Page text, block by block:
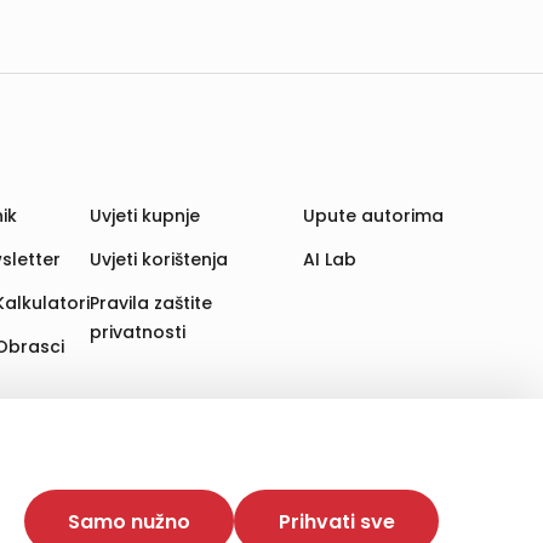
Time poboljšavamo korisničko iskustvo,
web stranica i uređaja u tu svrhu. Naši partneri
Opcija „Prihvati sve“ omogućuje postavljanje i
Samo nužno Prihvati sve
Uvjeti kupnje
Uvjeti korištenja
Pravila zaštite
privatnosti
Upute autorima
AI Lab